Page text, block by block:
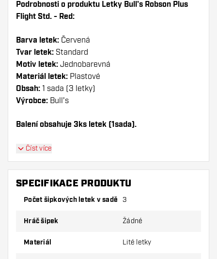
Podrobnosti o produktu Letky Bull's Robson Plus
Flight Std. - Red:
Barva letek: Červená
Tvar letek: Standard
Motiv letek: Jednobarevná
Materiál letek: Plastové
Obsah: 1 sada (3 letky)
Výrobce: Bull's
Balení obsahuje 3ks letek (1sada).
Dartshopper tip!
Ujistěte se, že máte po ruce dostatek letky a
násadky. Ty se mohou používáním poškodit
Vyzkoušejte jiný tvar, materiál nebo tloušťku
vyhovuje nejlépe!
Číst více
SPECIFIKACE PRODUKTU
Počet šipkových letek v sadě 3
Hráč šipek Žádné
Materiál Lité letky